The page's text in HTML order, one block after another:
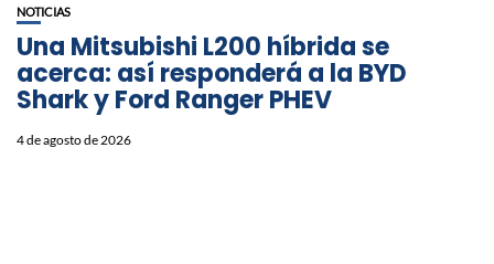
NOTICIAS
Una Mitsubishi L200 híbrida se
acerca: así responderá a la BYD
Shark y Ford Ranger PHEV
4 de agosto de 2026